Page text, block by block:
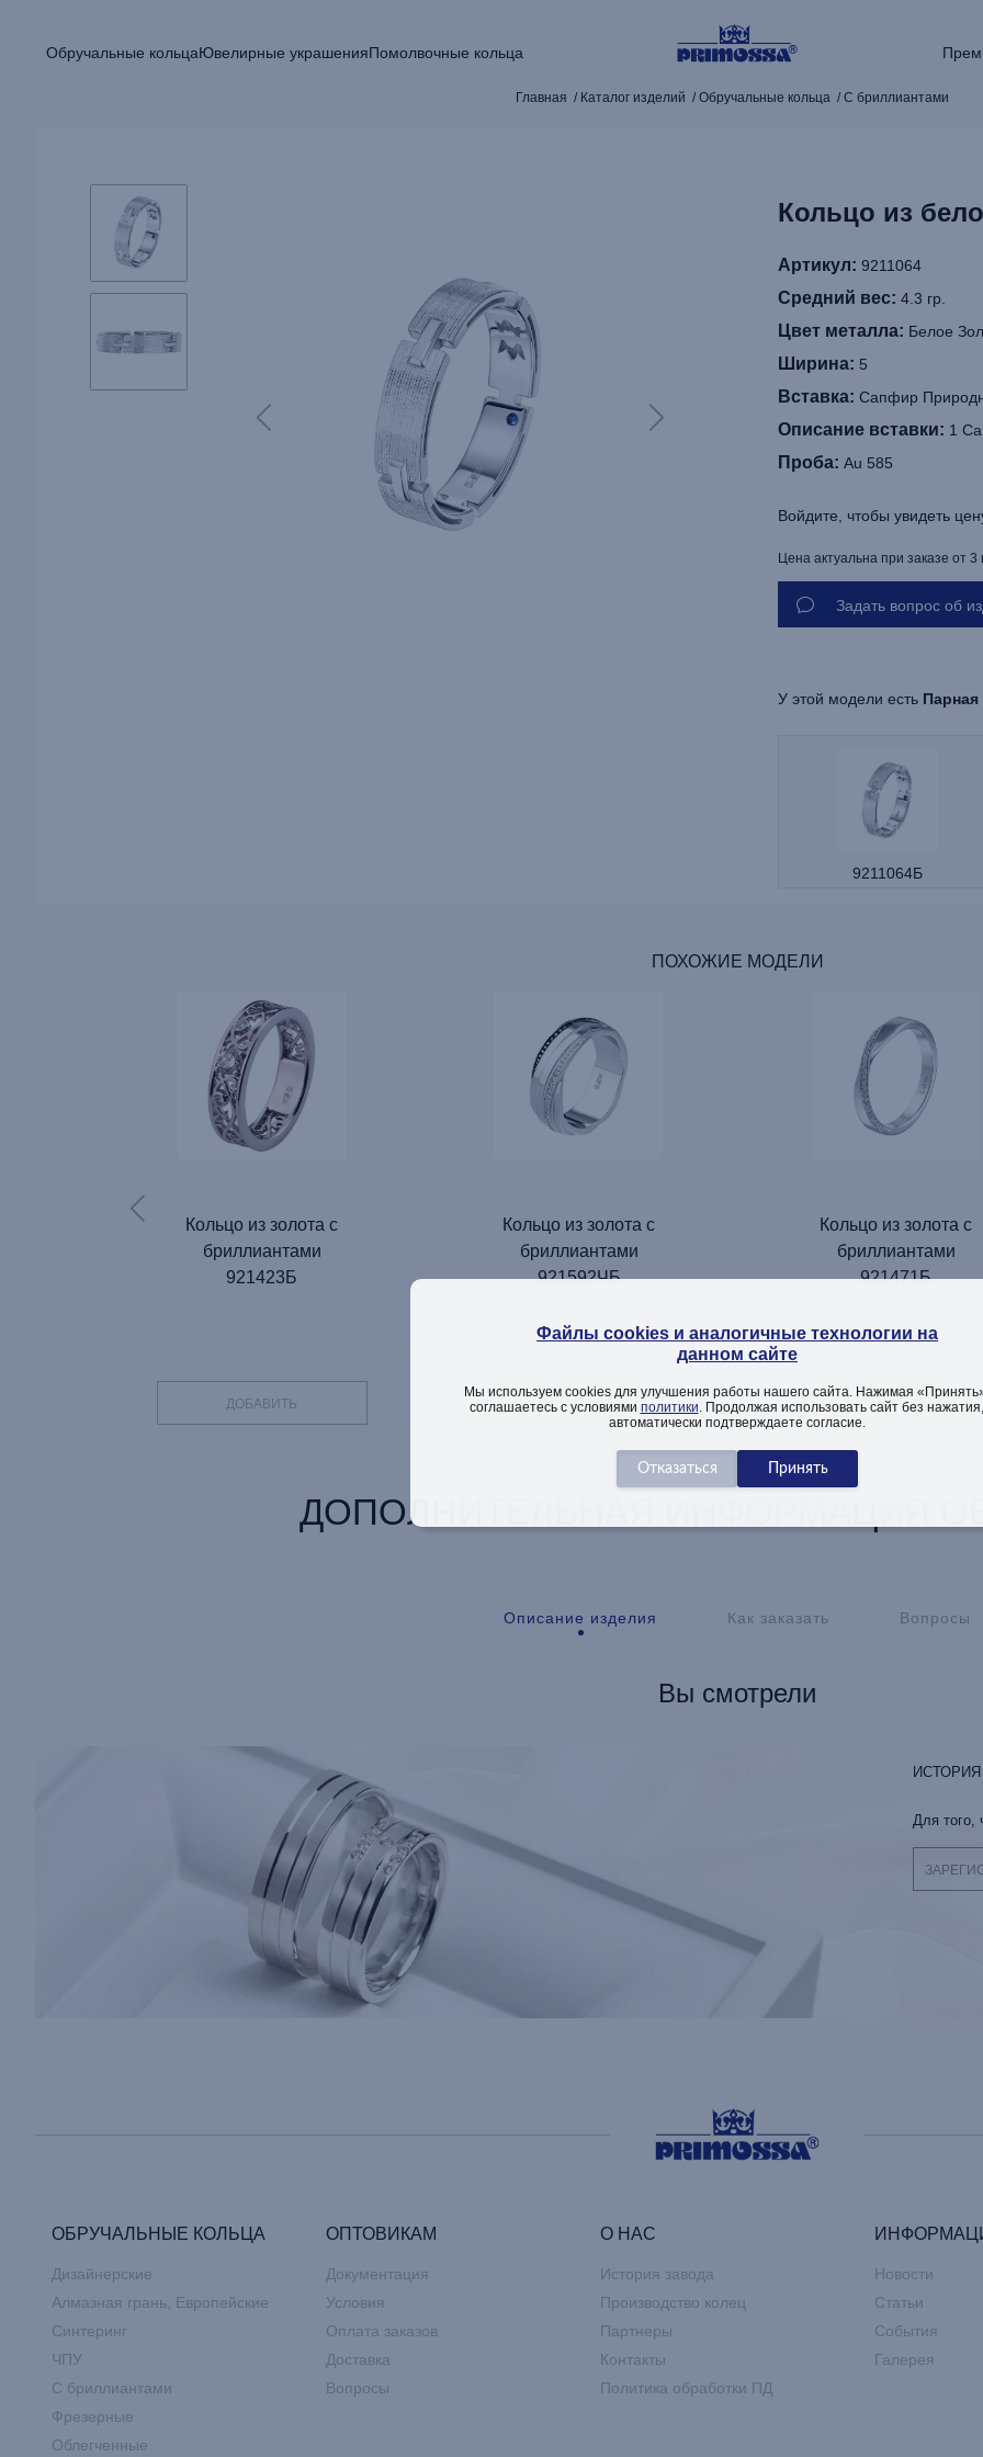
Обручальные кольцаЮвелирные украшенияПомолвочные кольца
Главная Каталог изделий Обручальные кольца С бриллиантами
Кольцо из
Артикул: 9211064
Средний вес: 4.3 гр.
Цвет металла: Белое
Ширина: 5
Вставка: Сапфир
Описание вставки: 1
Проба: Au 585
Войдите, чтобы увидеть
Цена актуальна при заказе от 3
Задать вопрос об
У этой модели есть
9211064Б
ПОХОЖИЕ МОДЕЛИ
Кольцо из золота с
бриллиантами
921423Б
ДОБАВИТЬ
Кольцо из золота с
бриллиантами
921592ЧБ
ДОБАВИТЬ
Кольцо из золота с
бриллиантами
921471Б
ДОБАВИТЬ
ДОПОЛНИТЕЛЬНАЯ ИНФОРМАЦИЯ
Описание изделия Как заказать Вопросы
Вы смотрели
Для того,
ОБРУЧАЛЬНЫЕ КОЛЬЦА
Дизайнерские
Алмазная грань, Европейские
Синтеринг
ЧПУ
С бриллиантами
Фрезерные
Облегченные
ОПТОВИКАМ
Документация
Условия
Оплата заказов
Доставка
Вопросы
О НАС
История завода
Производство колец
Партнеры
Контакты
Политика обработки ПД
Новости
Статьи
События
Галерея
Файлы cookies и аналогичные технологии на
данном сайте
Мы используем cookies для улучшения работы нашего сайта. Нажимая
соглашаетесь с условиями политики . Продолжая использовать сайт без
автоматически подтверждаете согласие.